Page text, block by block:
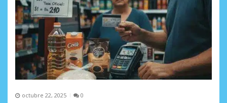
r
a
d
a
s
octubre 22, 2025 0